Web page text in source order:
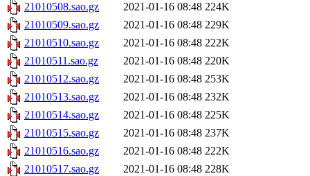
21010508.sao.gz
2021-01-16 08:48 224K
21010509.sao.gz
2021-01-16 08:48 229K
21010510.sao.gz
2021-01-16 08:48 222K
21010511.sao.gz
2021-01-16 08:48 220K
21010512.sao.gz
2021-01-16 08:48 253K
21010513.sao.gz
2021-01-16 08:48 232K
21010514.sao.gz
2021-01-16 08:48 225K
21010515.sao.gz
2021-01-16 08:48 237K
21010516.sao.gz
2021-01-16 08:48 222K
21010517.sao.gz
2021-01-16 08:48 228K